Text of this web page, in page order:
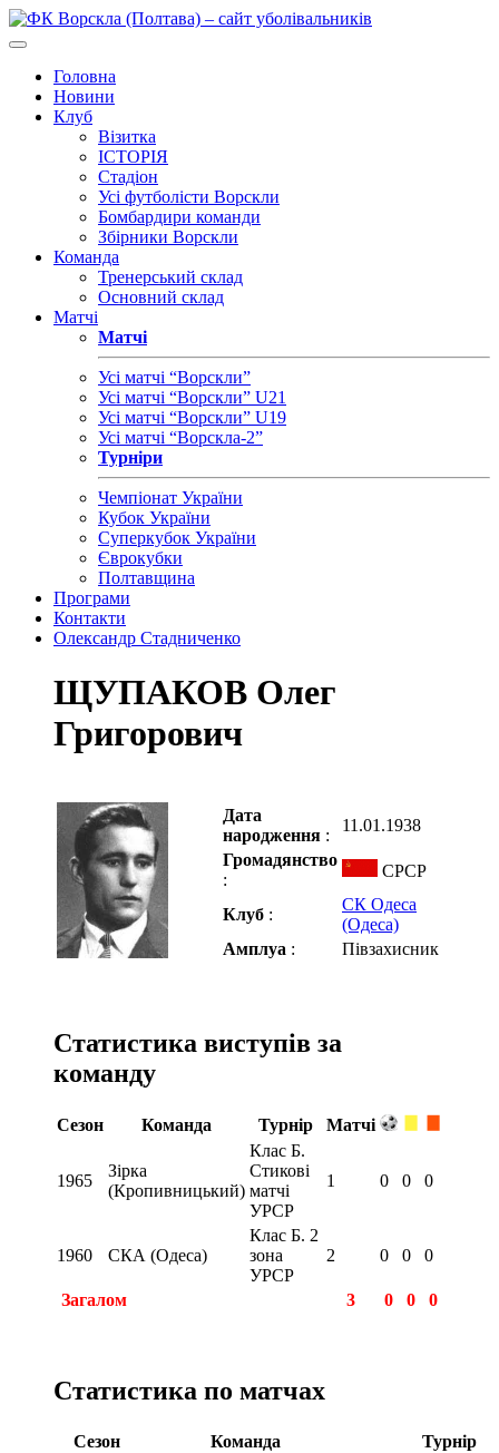
Головна
Новини
Клуб
Візитка
ІСТОРІЯ
Стадіон
Усі футболісти Ворскли
Бомбардири команди
Збірники Ворскли
Команда
Тренерський склад
Основний склад
Матчі
Матчі
Усі матчі “Ворскли”
Усі матчі “Ворскли” U21
Усі матчі “Ворскли” U19
Усі матчі “Ворскла-2”
Турніри
Чемпіонат України
Кубок України
Суперкубок України
Єврокубки
Полтавщина
Програми
Контакти
Олександр Стадниченко
ЩУПАКОВ Олег
Григорович
Дата
народження :
11.01.1938
Громадянство
:
СРСР
Клуб :
СК Одеса
(Одеса)
Амплуа : Півзахисник
Статистика виступів за
команду
Сезон Команда Турнір Матчі
1965
Зірка
(Кропивницький)
Клас Б.
Стикові
матчі
УРСР
1 0 0 0
1960 СКА (Одеса)
Клас Б. 2
зона
УРСР
2 0 0 0
Загалом 3 0 0 0
Статистика по матчах
Сезон Команда
Турнір